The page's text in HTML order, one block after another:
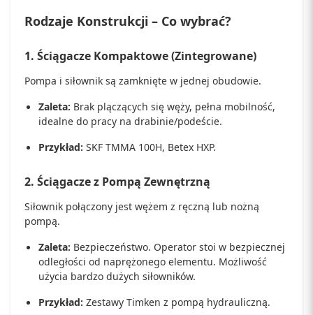
Rodzaje Konstrukcji – Co wybrać?
1. Ściągacze Kompaktowe (Zintegrowane)
Pompa i siłownik są zamknięte w jednej obudowie.
Zaleta: Brak plączących się węży, pełna mobilność,
idealne do pracy na drabinie/podeście.
Przykład: SKF TMMA 100H, Betex HXP.
2. Ściągacze z Pompą Zewnętrzną
Siłownik połączony jest wężem z ręczną lub nożną
pompą.
Zaleta: Bezpieczeństwo. Operator stoi w bezpiecznej
odległości od naprężonego elementu. Możliwość
użycia bardzo dużych siłowników.
Przykład: Zestawy Timken z pompą hydrauliczną.